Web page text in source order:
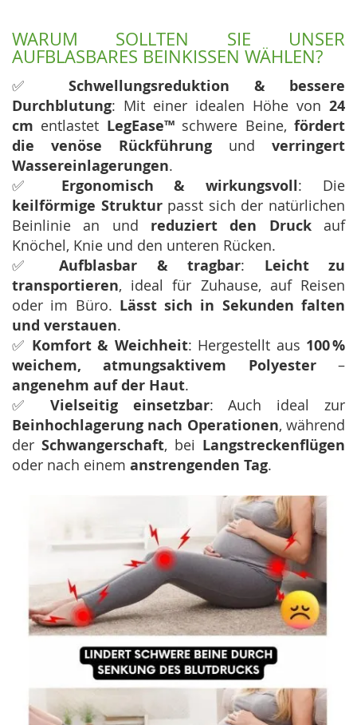
WARUM SOLLTEN SIE UNSER
AUFBLASBARES BEINKISSEN WÄHLEN?
✅ Schwellungsreduktion & bessere
Durchblutung: Mit einer idealen Höhe von 24
cm entlastet LegEase™schwere Beine,fördert
die venöse Rückführung und verringert
Wassereinlagerungen.
✅ Ergonomisch & wirkungsvoll: Die
keilförmige Strukturpasst sich der natürlichen
Beinlinie an und reduziert den Druckauf
Knöchel, Knie und den unteren Rücken.
✅ Aufblasbar & tragbar: Leicht zu
transportieren, ideal für Zuhause, auf Reisen
oder im Büro. Lässt sich in Sekunden falten
und verstauen.
✅ Komfort & Weichheit: Hergestellt aus 100 %
weichem, atmungsaktivem Polyester–
angenehm auf der Haut.
✅ Vielseitig einsetzbar: Auch ideal zur
Beinhochlagerung nach Operationen, während
der Schwangerschaft, bei Langstreckenflügen
oder nach einem anstrengenden Tag.